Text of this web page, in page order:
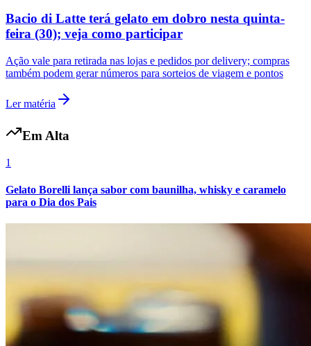
Bacio di Latte terá gelato em dobro nesta quinta-
feira (30); veja como participar
Ação vale para retirada nas lojas e pedidos por delivery; compras
também podem gerar números para sorteios de viagem e pontos
Ler matéria
Em Alta
1
Gelato Borelli lança sabor com baunilha, whisky e caramelo
para o Dia dos Pais